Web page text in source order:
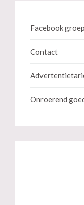
Facebook
Contact
Onroerend